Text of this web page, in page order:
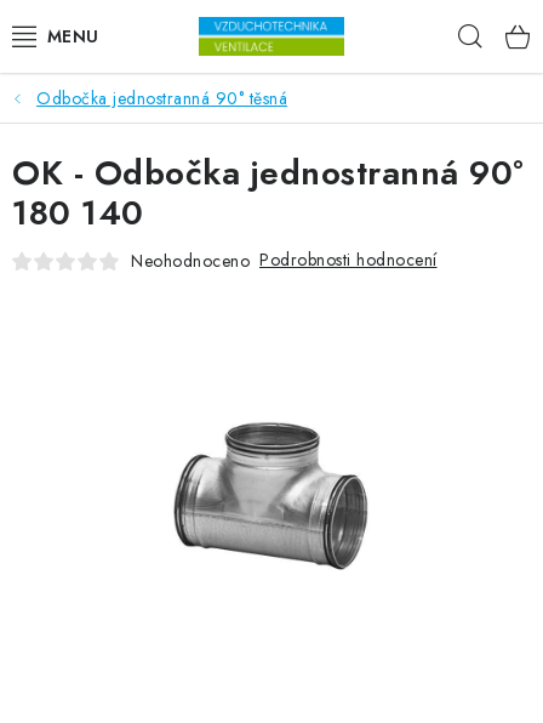
VENTILÁTORY
VZDUCHOTECHNIKA
REKUPERACE
ZVLHČOVAČE VZDUCHU PRŮMYSLOVÉ
Odbočka jednostranná 90° těsná
OK - Odbočka jednostranná 90°
180 140
Neohodnoceno Podrobnosti hodnocení